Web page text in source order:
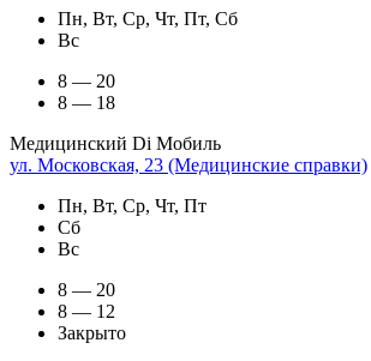
Пн, Вт, Ср, Чт, Пт, Сб
Вс
8 — 20
8 — 18
Медицинский Di Мобиль
ул. Московская, 23 (Медицинские справки)
Пн, Вт, Ср, Чт, Пт
Сб
Вс
8 — 20
8 — 12
Закрыто